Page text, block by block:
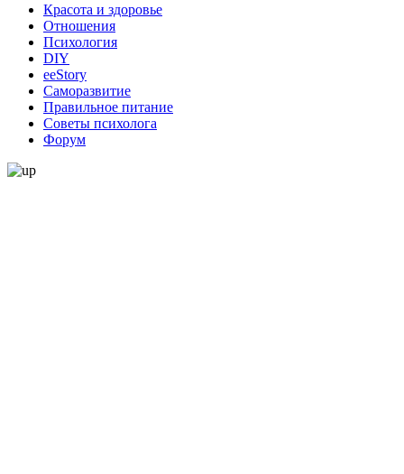
Красота и здоровье
Отношения
Психология
DIY
ееStory
Саморазвитие
Правильное питание
Советы психолога
Форум